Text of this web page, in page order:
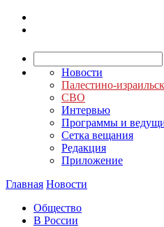
Новости
Палестино-
СВО
Интервью
Программы и
Сетка вещания
Редакция
Приложение
Главная Новости
Общество
В России